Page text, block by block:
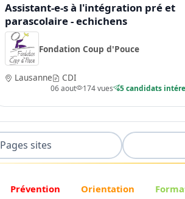
Assistant-e-s à l'intégration pré et
parascolaire - echichens
Fondation Coup d'Pouce
Lausanne CDI
06 aout 174 vues 5 candidats
Pages sites
Prévention Orientation